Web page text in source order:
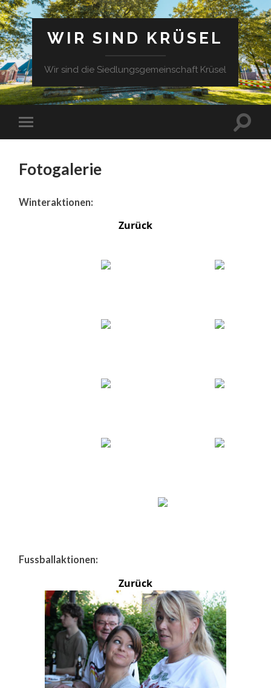
WIR SIND KRÜSEL
Wir sind die Siedlungsgemeinschaft Krüsel
Fotogalerie
Winteraktionen:
Zurück
Fussballaktionen:
Zurück